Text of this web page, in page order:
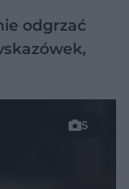
odgrzać
5